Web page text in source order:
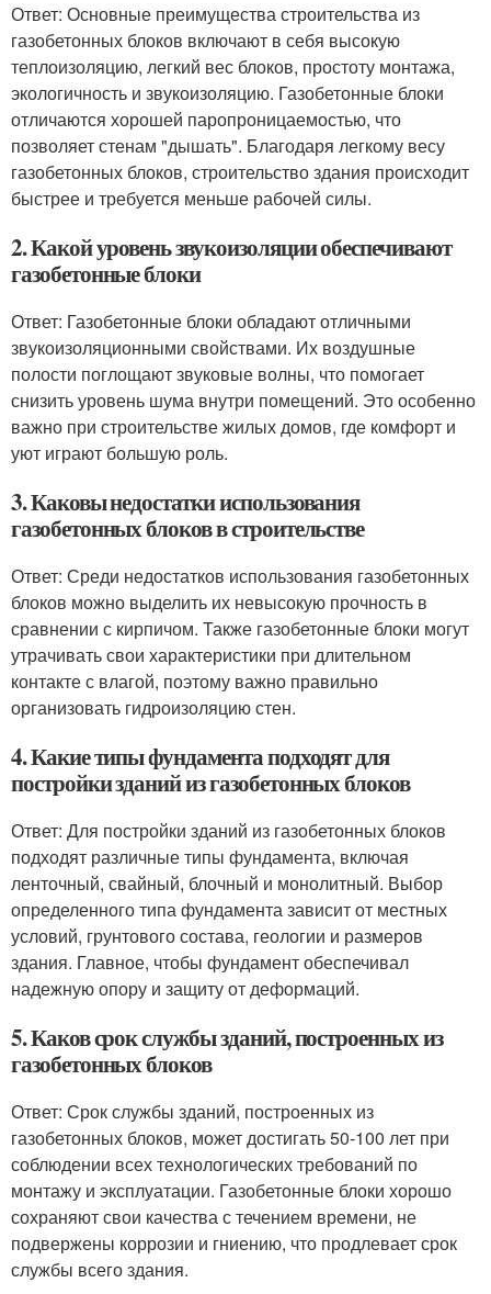
Ответ: Основные преимущества строительства из
газобетонных блоков включают в себя высокую
теплоизоляцию, легкий вес блоков, простоту монтажа,
экологичность и звукоизоляцию. Газобетонные блоки
отличаются хорошей паропроницаемостью, что
позволяет стенам "дышать". Благодаря легкому весу
газобетонных блоков, строительство здания происходит
быстрее и требуется меньше рабочей силы.
2. Какой уровень звукоизоляции обеспечивают
газобетонные блоки
Ответ: Газобетонные блоки обладают отличными
звукоизоляционными свойствами. Их воздушные
полости поглощают звуковые волны, что помогает
снизить уровень шума внутри помещений. Это особенно
важно при строительстве жилых домов, где комфорт и
уют играют большую роль.
3. Каковы недостатки использования
газобетонных блоков в строительстве
Ответ: Среди недостатков использования газобетонных
блоков можно выделить их невысокую прочность в
сравнении с кирпичом. Также газобетонные блоки могут
утрачивать свои характеристики при длительном
контакте с влагой, поэтому важно правильно
организовать гидроизоляцию стен.
4. Какие типы фундамента подходят для
постройки зданий из газобетонных блоков
Ответ: Для постройки зданий из газобетонных блоков
подходят различные типы фундамента, включая
ленточный, свайный, блочный и монолитный. Выбор
определенного типа фундамента зависит от местных
условий, грунтового состава, геологии и размеров
здания. Главное, чтобы фундамент обеспечивал
надежную опору и защиту от деформаций.
5. Каков срок службы зданий, построенных из
газобетонных блоков
Ответ: Срок службы зданий, построенных из
газобетонных блоков, может достигать 50-100 лет при
соблюдении всех технологических требований по
монтажу и эксплуатации. Газобетонные блоки хорошо
сохраняют свои качества с течением времени, не
подвержены коррозии и гниению, что продлевает срок
службы всего здания.